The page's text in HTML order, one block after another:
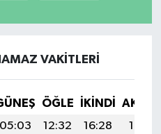
VAKITLERI
ÖĞLE İKINDI
05:03 12:32 16:28
19:51